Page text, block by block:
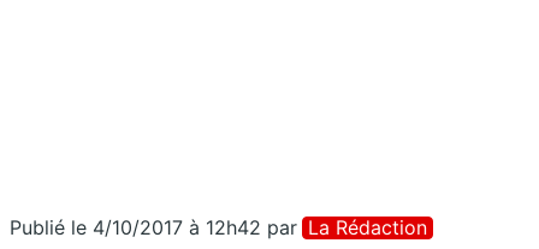
Publié le 4/10/2017 à 12h42 par La Rédaction